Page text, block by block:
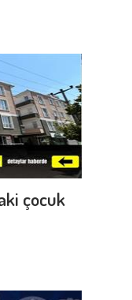
çocuk